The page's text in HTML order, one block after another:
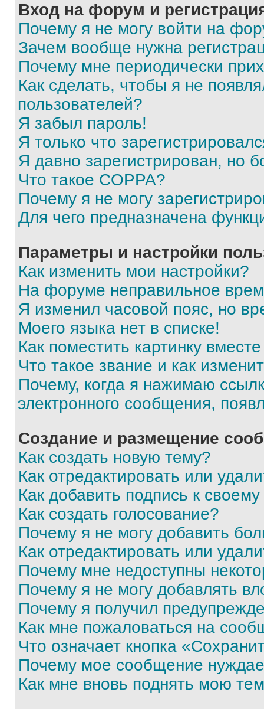
Вход на форум и
Почему я не могу войти на
Зачем вообще нужна
Почему мне периодически
Как сделать, чтобы я не
пользователей?
Я забыл пароль!
Я только что
Я давно зарегистрирован, но
Что такое COPPA?
Почему я не могу
Для чего предназначена
Параметры и настройки
Как изменить мои настройки?
На форуме неправильное
Я изменил часовой пояс, но
Моего языка нет в списке!
Как поместить картинку
Что такое звание и как
Почему, когда я нажимаю
электронного сообщения,
Создание и размещение
Как создать новую тему?
Как отредактировать или
Как добавить подпись к
Как создать голосование?
Почему я не могу добавить
Как отредактировать или
Почему мне недоступны
Почему я не могу добавлять
Почему я получил
Как мне пожаловаться на
Что означает кнопка
Почему мое сообщение
Как мне вновь поднять мою